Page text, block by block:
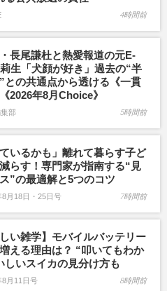
4時間前
長尾謙杜と熱愛報道の元E-
生「犬顔が好き」過去の“半
との共通点から透ける《一貫
2026年8月Choice》
集部 5時間前
ているかも」離れて暮らす子ど
らす！専門家が指南する“見
”の最適解と5つのコツ
月18日・25日号 7時間前
しい雑学】モバイルバッテリー
える理由は？ “叩いてもわか
しいスイカの見分け方も
8月11日号 8時間前